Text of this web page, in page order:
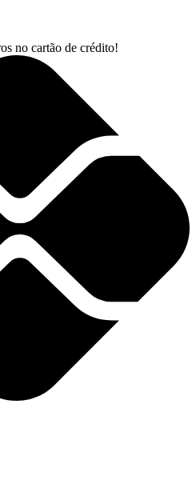
no cartão de crédito!